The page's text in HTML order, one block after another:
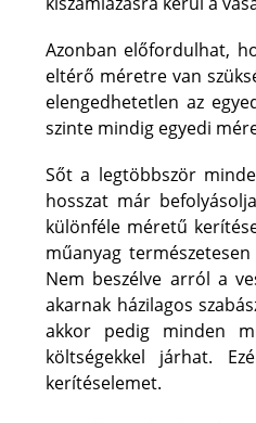
Azonban előfordulhat,
eltérő méretre van
elengedhetetlen az
szinte mindig egyedi
Sőt a legtöbbször
hosszat már
különféle méretű
műanyag
Nem beszélve arról a
akarnak házilagos
akkor pedig minden
költségekkel járhat.
kerítéselemet.